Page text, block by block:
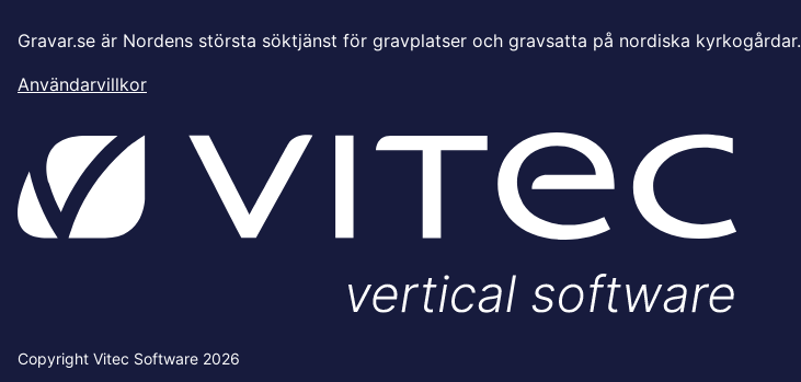
Gravar.se är Nordens största söktjänst för gravplatser och gravsatta på nordiska kyrkogårdar.
Användarvillkor
Copyright Vitec Software 2026